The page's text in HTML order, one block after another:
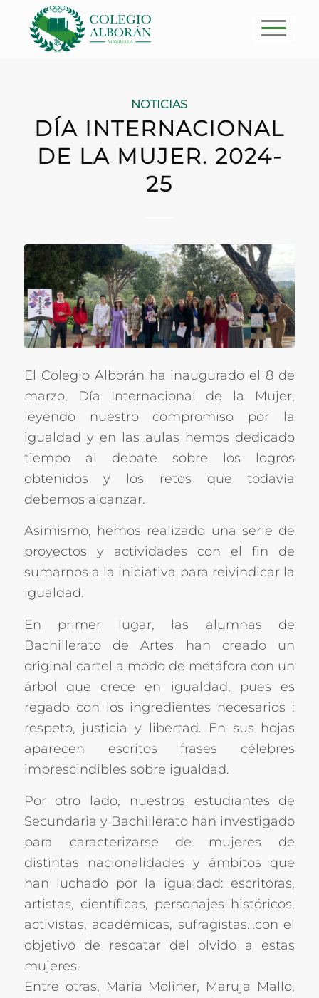
NOTICIAS
DÍA INTERNACIONAL
DE LA MUJER. 2024-
25
El Colegio Alborán ha inaugurado el 8 de
marzo, Día Internacional de la Mujer,
leyendo nuestro compromiso por la
igualdad y en las aulas hemos dedicado
tiempo al debate sobre los logros
obtenidos y los retos que todavía
debemos alcanzar.
Asimismo, hemos realizado una serie de
proyectos y actividades con el fin de
sumarnos a la iniciativa para reivindicar la
igualdad.
En primer lugar, las alumnas de
Bachillerato de Artes han creado un
original cartel a modo de metáfora con un
árbol que crece en igualdad, pues es
regado con los ingredientes necesarios :
respeto, justicia y libertad. En sus hojas
aparecen escritos frases célebres
imprescindibles sobre igualdad.
Por otro lado, nuestros estudiantes de
Secundaria y Bachillerato han investigado
para caracterizarse de mujeres de
distintas nacionalidades y ámbitos que
han luchado por la igualdad: escritoras,
artistas, científicas, personajes históricos,
activistas, académicas, sufragistas…con el
objetivo de rescatar del olvido a estas
mujeres.
Entre otras, María Moliner, Maruja Mallo,